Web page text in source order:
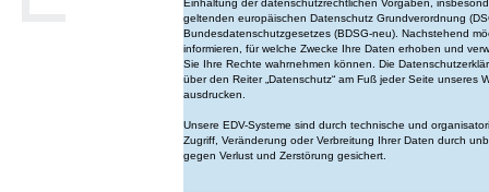
Einhaltung der datenschutzrechtlichen Vorgaben,
geltenden europäischen Datenschutz Grundverordnung
Bundesdatenschutzgesetzes (BDSG-neu). Nachstehend
informieren, für welche Zwecke Ihre Daten erhoben und
Sie Ihre Rechte wahrnehmen können. Die
über den Reiter „Datenschutz“ am Fuß jeder Seite unseres
ausdrucken.
Unsere EDV-Systeme sind durch technische und
Zugriff, Veränderung oder Verbreitung Ihrer Daten durch
gegen Verlust und Zerstörung gesichert.